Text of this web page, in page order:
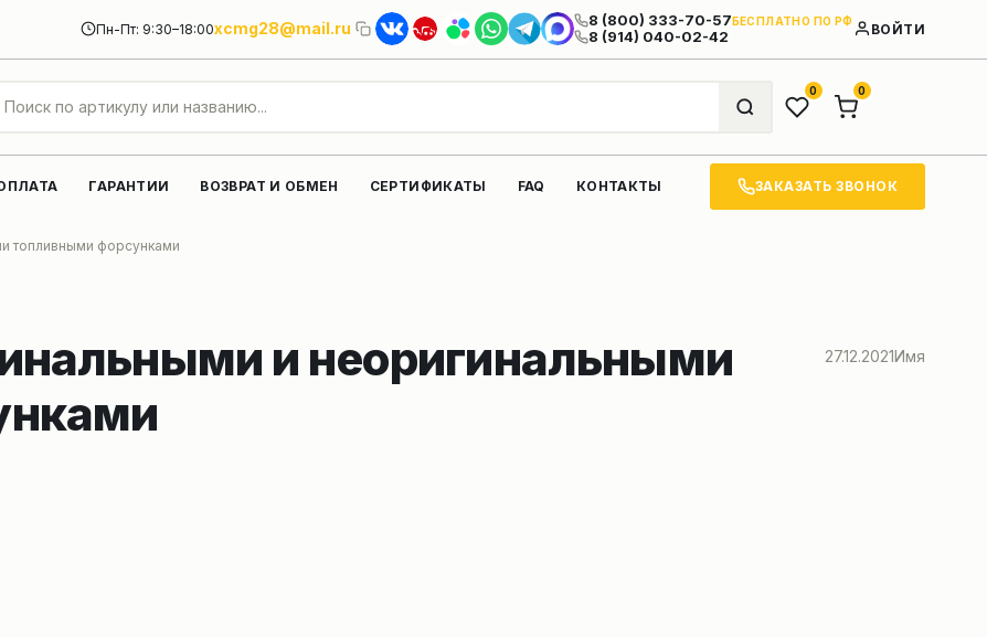
Пн-Пт: 9:30–18:00xcmg28@mail.ru 8 (800) 333-70-57БЕСПЛАТНО ПО РФ
8 (914) 040-02-42 ВОЙТИ
0 0
ГАРАНТИИ ВОЗВРАТ И ОБМЕН СЕРТИФИКАТЫ FAQ КОНТАКТЫ ЗАКАЗАТЬ ЗВОНОК
топливными форсунками
и неоригинальными
27.12.2021Имя